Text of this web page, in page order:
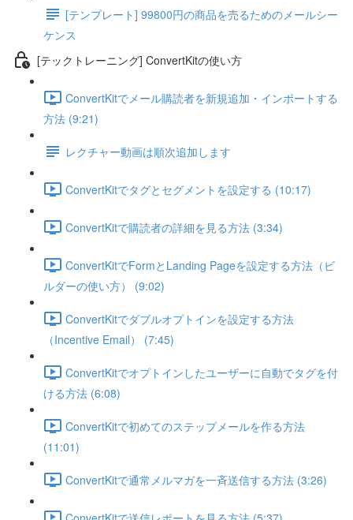
[テンプレート] 99800円の商品を売るためのメールシー
ケンス
[テックトレーニング] ConvertKitの使い方
ConvertKitでメール購読者を新規追加・インポートする
方法 (9:21)
レクチャー動画は順次追加します
ConvertKitでタグとセグメントを設定する (10:17)
ConvertKitで購読者の詳細を見る方法 (3:34)
ConvertKitでFormとLanding Pageを設定する方法（ビ
ルダーの使い方） (9:02)
ConvertKitでダブルオプトインを設定する方法
（Incentive Email） (7:45)
ConvertKitでオプトインしたユーザーに自動でタグを付
ける方法 (6:08)
ConvertKitで初めてのステップメールを作る方法
(11:01)
ConvertKitで通常メルマガを一斉送信する方法 (3:26)